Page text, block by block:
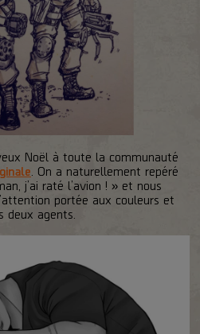
Noël à toute la communauté
. On a naturellement repéré
j’ai raté l’avion ! » et nous
portée aux couleurs et
deux agents.